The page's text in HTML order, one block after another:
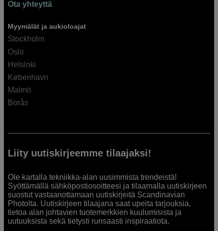
Ota yhteyttä
Myymälät ja aukioloajat
Stockholm
Oslo
Helsinki
København
Malmö
Borås
Liity uutiskirjeemme tilaajaksi!
Ole kartalla tekniikka-alan uusimmista trendeistä!
Syöttämällä sähköpostiosoitteesi ja tilaamalla uutiskirjeen
suostut vastaanottamaan uutiskirjeitä Scandinavian
Photolta. Uutiskirjeen tilaajana saat upeita tarjouksia,
tietoa alan johtavien tuotemerkkien kuulumisista ja
uutuuksista sekä tietysti runsaasti inspiraatiota.